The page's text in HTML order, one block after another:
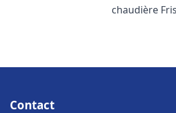
chaudière
Contact